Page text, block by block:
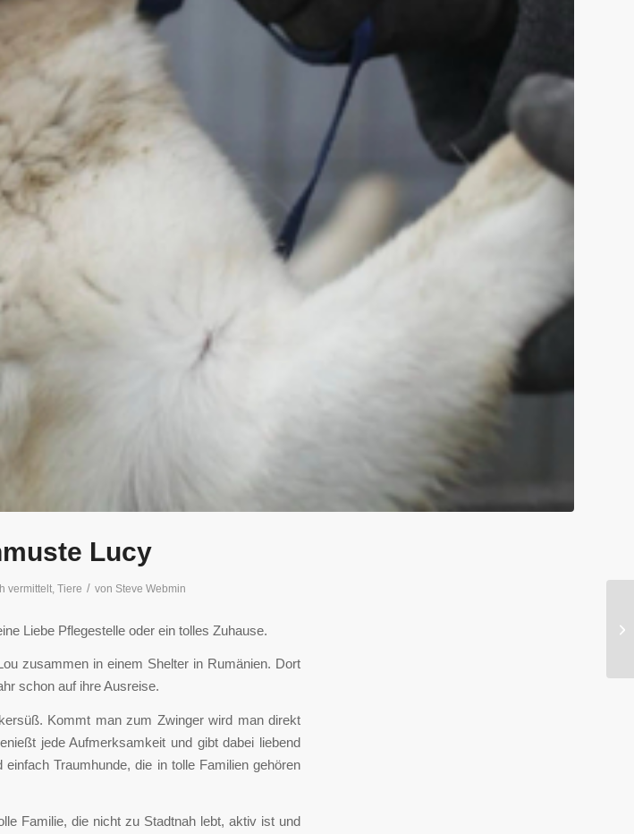
Lucy
vermittelt, Tiere / von Steve Webmin
Liebe Pflegestelle oder ein tolles Zuhause.
zusammen in einem Shelter in Rumänien. Dort
schon auf ihre Ausreise.
Kommt man zum Zwinger wird man direkt
jede Aufmerksamkeit und gibt dabei liebend
Traumhunde, die in tolle Familien gehören
Familie, die nicht zu Stadtnah lebt, aktiv ist und